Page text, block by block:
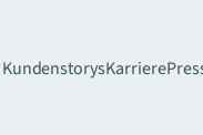
Karriere